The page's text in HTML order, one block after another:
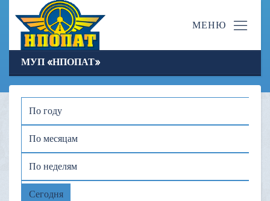
МУП «НПОПАТ»
По году
По месяцам
По неделям
Сегодня